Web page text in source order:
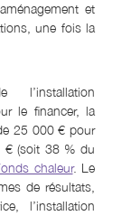
et
une fois la
l’installation
le financer, la
25 000 € pour
€ (soit 38 % du
chaleur. Le
de résultats,
l’installation